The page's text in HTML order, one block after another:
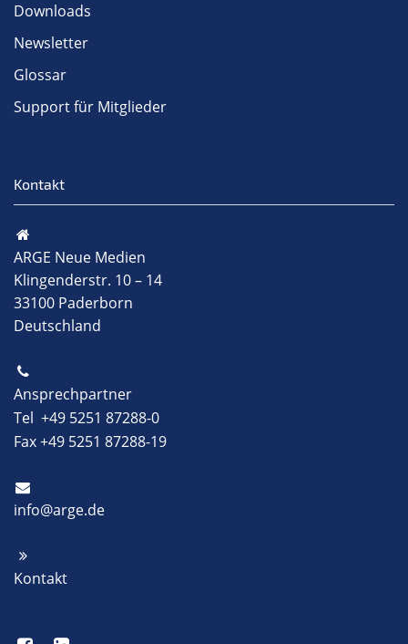
Downloads
Newsletter
Glossar
Support für Mitglieder
Kontakt
ARGE Neue Medien
Klingenderstr. 10 – 14
33100 Paderborn
Deutschland
Ansprechpartner
Tel +49 5251 87288-0
Fax +49 5251 87288-19
info@arge.de
Kontakt